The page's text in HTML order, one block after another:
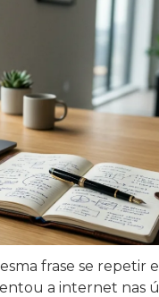
frase se repetir
a internet nas